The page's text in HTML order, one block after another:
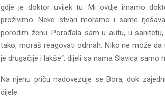
gdje je doktor uvijek tu. Mi ovdje imamo
proživimo. Neke stvari moramo i same
porodim ženu. Porađala sam u autu, u
tako, moraš reagovati odmah. Niko ne može
je drugačije i lakše“, dijeli sa nama Slavica samo
Na njenu priču nadovezuje se Bora, dok
dijele.